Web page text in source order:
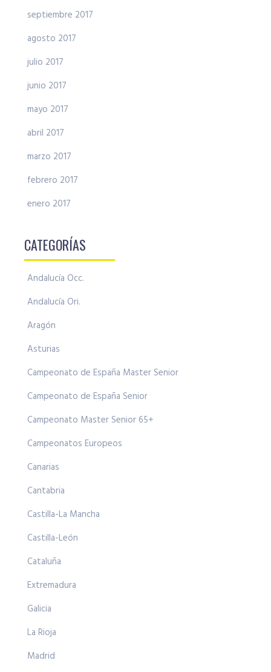
septiembre 2017
agosto 2017
julio 2017
junio 2017
mayo 2017
abril 2017
marzo 2017
febrero 2017
enero 2017
CATEGORÍAS
Andalucía Occ.
Andalucía Ori.
Aragón
Asturias
Campeonato de España Master Senior
Campeonato de España Senior
Campeonato Master Senior 65+
Campeonatos Europeos
Canarias
Cantabria
Castilla-La Mancha
Castilla-León
Cataluña
Extremadura
Galicia
La Rioja
Madrid